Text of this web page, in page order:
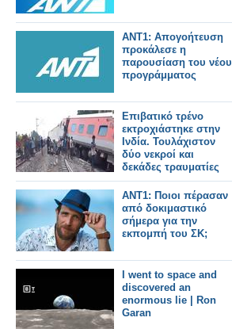
ΑΝΤ1: Απογοήτευση
προκάλεσε η
παρουσίαση του νέου
προγράμματος
Επιβατικό τρένο
εκτροχιάστηκε στην
Ινδία. Τουλάχιστον
δύο νεκροί και
δεκάδες τραυματίες
ΑΝΤ1: Ποιοι πέρασαν
από δοκιμαστικό
σήμερα για την
εκπομπή του ΣΚ;
I went to space and
discovered an
enormous lie | Ron
Garan